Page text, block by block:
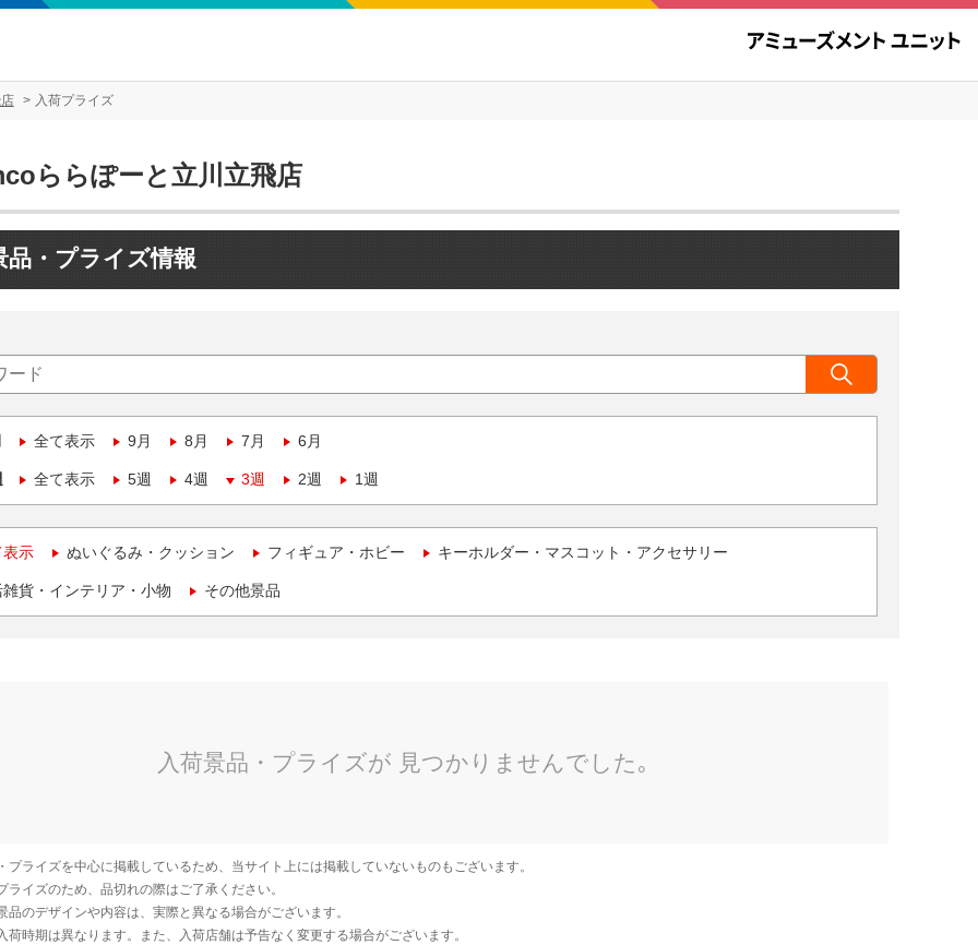
入荷プライズ
ららぽーと立川立飛店
品・プライズ情報
全て表示 9月 8月 7月 6月
全て表示 5週 4週 3週 2週 1週
表示 ぬいぐるみ・クッション フィギュア・ホビー キーホルダー・マスコット・アクセサリー
貨・インテリア・小物 その他景品